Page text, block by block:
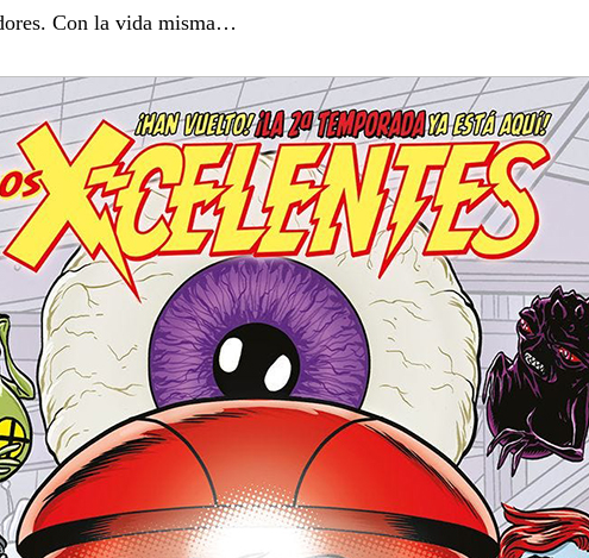
Con la vida misma…